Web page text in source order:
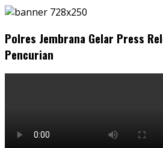
Polres Jembrana Gelar Press
Pencurian